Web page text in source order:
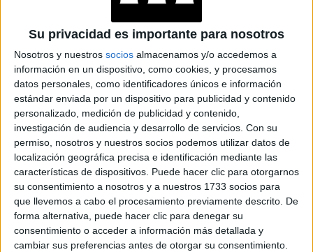
Su privacidad es importante para nosotros
Nosotros y nuestros socios almacenamos y/o accedemos a
información en un dispositivo, como cookies, y procesamos
datos personales, como identificadores únicos e información
estándar enviada por un dispositivo para publicidad y contenido
personalizado, medición de publicidad y contenido,
investigación de audiencia y desarrollo de servicios. Con su
permiso, nosotros y nuestros socios podemos utilizar datos de
localización geográfica precisa e identificación mediante las
características de dispositivos. Puede hacer clic para otorgarnos
su consentimiento a nosotros y a nuestros 1733 socios para
que llevemos a cabo el procesamiento previamente descrito. De
forma alternativa, puede hacer clic para denegar su
consentimiento o acceder a información más detallada y
cambiar sus preferencias antes de otorgar su consentimiento.
WELLNESS 05-01-2026 18:00
Cómo llevar una alimentación
saludable en verano
En esta época del año, con calor extremo, es importante
no llevar dietas mágicas y restrictivas.